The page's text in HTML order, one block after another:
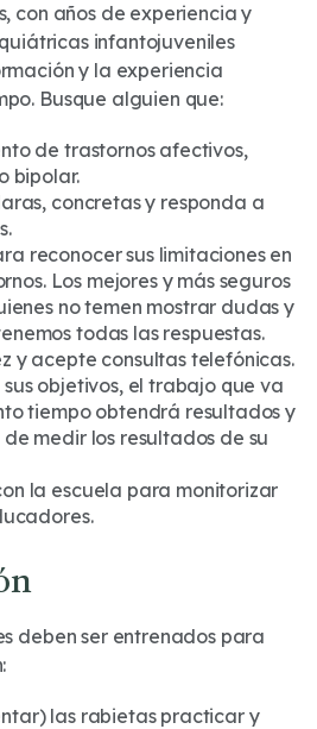
con años de experiencia y
infantojuveniles
y la experiencia
Busque alguien que:
de trastornos afectivos,
bipolar.
concretas y responda a
reconocer sus limitaciones en
Los mejores y más seguros
no temen mostrar dudas y
todas las respuestas.
y acepte consultas telefónicas.
sus objetivos, el trabajo que va
tiempo obtendrá resultados y
medir los resultados de su
la escuela para monitorizar
deben ser entrenados para
las rabietas practicar y